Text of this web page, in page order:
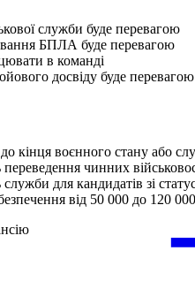
служби буде перевагою
БПЛА буде перевагою
в команді
досвіду буде перевагою
до кінця воєнного стану або
чинних
для кандидатів зі
від 50 000 до 120